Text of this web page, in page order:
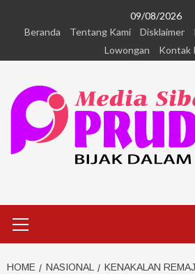
09/08/2026
Beranda
Tentang Kami Disklaimer
Lowongan
Kontak
HOME NASIONAL KENAKALAN